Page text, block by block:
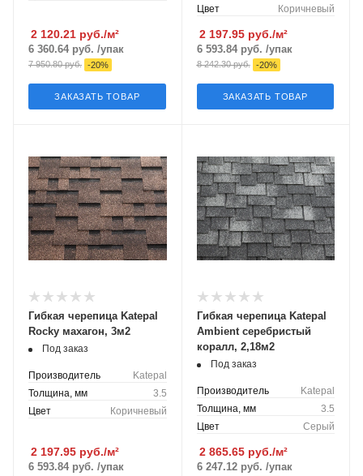
2 120.21 руб./м²
6 360.64 руб. /упак
7 950.80руб. -20%
ЗАКАЗАТЬ ТОВАР
Цвет
Коричневый
2 197.95 руб./м²
6 593.84руб. /упак
8 242.30руб. -20%
ЗАКАЗАТЬ ТОВАР
Гибкая черепица Katepal
Rocky махагон, 3м2
Под заказ
Производитель
Katepal
Толщина, мм
3.5
Цвет
Коричневый
2 197.95 руб./м²
6 593.84 руб. /упак
Гибкая черепица Katepal
Ambient серебристый
коралл, 2,18м2
Под заказ
Производитель
Katepal
Толщина, мм
3.5
Цвет
Серый
2 865.65 руб./м²
6 247.12руб. /упак